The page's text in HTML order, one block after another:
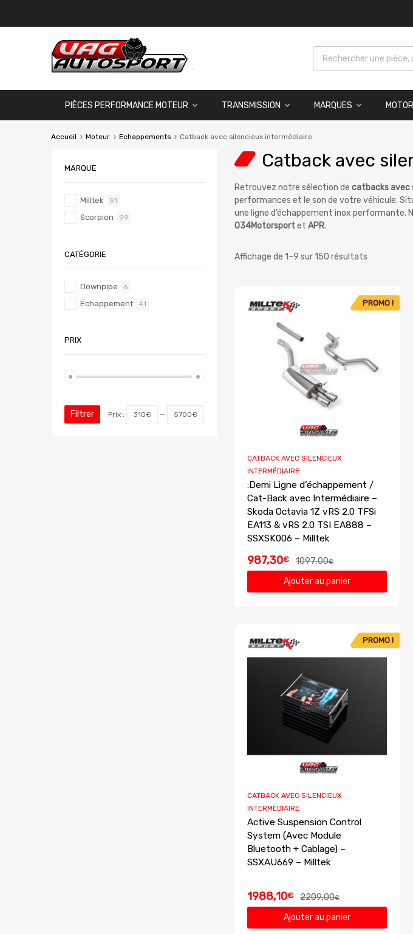
PIÈCES PERFORMANCE MOTEUR TRANSMISSION MARQUES
Accueil Moteur Echappements Catback avec silencieux intermédiaire
Catback avec
Retrouvez notre sélection de catbacks avec
performances et le son de votre véhicule.
une ligne d’échappement inox performante.
034Motorsportet APR.
Affichage de 1–9 sur 150 résultats
PROMO !
CATBACK AVEC SILENCIEUX
INTERMÉDIAIRE
:Demi Ligne d’échappement /
Cat-Back avec Intermédiaire –
Skoda Octavia 1Z vRS 2.0 TFSi
EA113 & vRS 2.0 TSI EA888 –
SSXSK006 – Milltek
1097,00€
987,30€
Ajouter au panier
PROMO !
CATBACK AVEC SILENCIEUX
INTERMÉDIAIRE
Active Suspension Control
System (Avec Module
Bluetooth + Cablage) –
SSXAU669 – Milltek
2209,00€
1988,10€
Ajouter au panier
MARQUE
Milltek 51
Scorpion 99
CATÉGORIE
Downpipe 6
Échappement 41
PRIX
Filtrer Prix : 310€ — 5700€